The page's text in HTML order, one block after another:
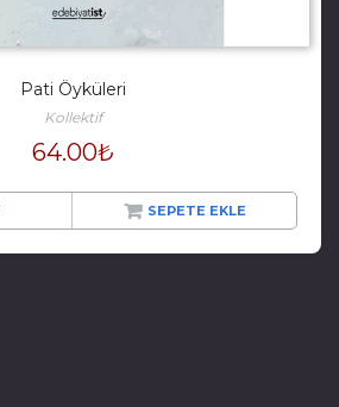
Pati Öyküleri
Kollektif
64.00₺
SEPETE EKLE